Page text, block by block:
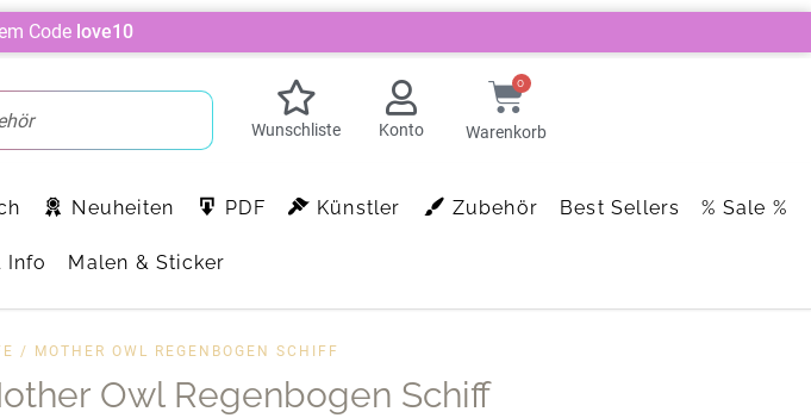
Code love10
Wunschliste Konto
0
Warenkorb
Neuheiten PDF Künstler Zubehör Best Sellers % Sale %
Info Malen & Sticker
/ MOTHER OWL REGENBOGEN SCHIFF
Owl Regenbogen Schiff